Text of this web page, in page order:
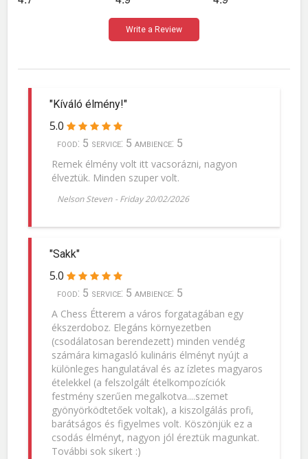
Write a Review
"Kíváló élmény!"
5.0
food: 5 service: 5 ambience: 5
Remek élmény volt itt vacsorázni, nagyon
élveztük. Minden szuper volt.
Nelson Steven - Friday 20/02/2026
"Sakk"
5.0
food: 5 service: 5 ambience: 5
A Chess Étterem a város forgatagában egy
ékszerdoboz. Elegáns környezetben
(csodálatosan berendezett) minden vendég
számára kimagasló kulináris élményt nyújt a
különleges hangulatával és az ízletes magyaros
ételekkel (a felszolgált ételkompozíciók
festmény szerűen megalkotva....szemet
gyönyörködtetőek voltak), a kiszolgálás profi,
barátságos és figyelmes volt. Köszönjük ez a
csodás élményt, nagyon jól éreztük magunkat.
További sok sikert :)